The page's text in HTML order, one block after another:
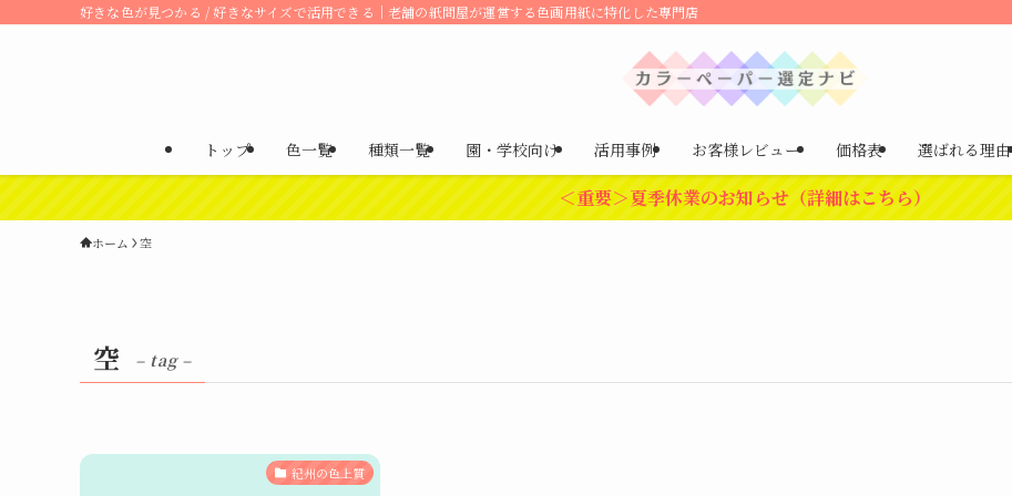
好きな色が見つかる / 好きなサイズで活用できる｜老舗の紙問屋が運営する色画用紙に特化した専門店
トップ 色一覧 種類一覧 園・学校向け 活用事例 お客様レビュー 価格表 選ばれる理由
＜重要＞夏季休業のお知らせ（詳細はこちら）
ホーム 空
空 – tag –
紀州の色上質